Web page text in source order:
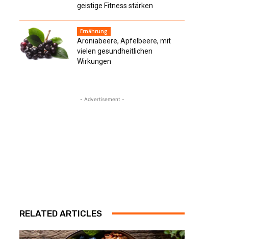
geistige Fitness stärken
Ernährung
Aroniabeere, Apfelbeere, mit
vielen gesundheitlichen
Wirkungen
- Advertisement -
RELATED ARTICLES